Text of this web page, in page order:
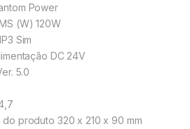
Power
(W) 120W
Sim
DC 24V
5.0
produto 320 x 210 x 90 mm